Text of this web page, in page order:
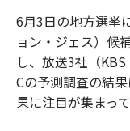
6月3日の地方選挙
ョン・ジェス）候
し、放送3社（
Cの予測調査の結
果に注目が集まって